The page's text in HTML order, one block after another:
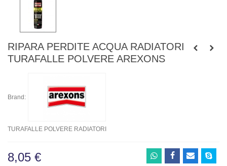
RIPARA PERDITE ACQUA RADIATORI
TURAFALLE POLVERE AREXONS
Brand:
TURAFALLE POLVERE RADIATORI
8,05 €